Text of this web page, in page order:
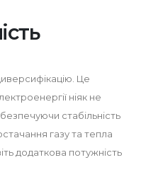
Це
ніяк не
стабільність
газу та тепла
додаткова потужність